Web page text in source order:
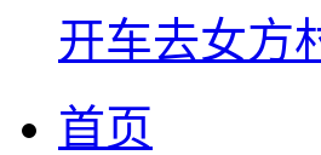
开车去女方
首页